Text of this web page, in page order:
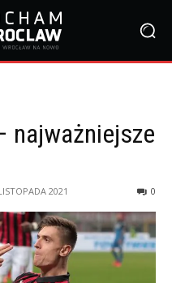
najważniejsze
2021 0